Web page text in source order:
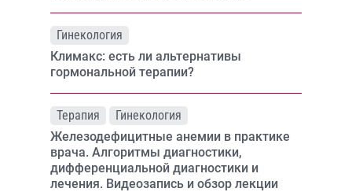
Гинекология
Климакс: есть ли альтернативы
гормональной терапии?
Терапия
Гинекология
Железодефицитные анемии в практике
врача. Алгоритмы диагностики,
дифференциальной диагностики и
лечения. Видеозапись и обзор лекции